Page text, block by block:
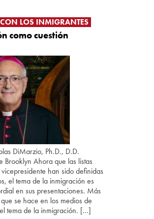
LOS INMIGRANTES
como cuestión
DiMarzio, Ph.D., D.D.
Brooklyn Ahora que las listas
han sido definidas
el tema de la inmigración es
en sus presentaciones. Más
se hace en los medios de
tema de la inmigración. […]